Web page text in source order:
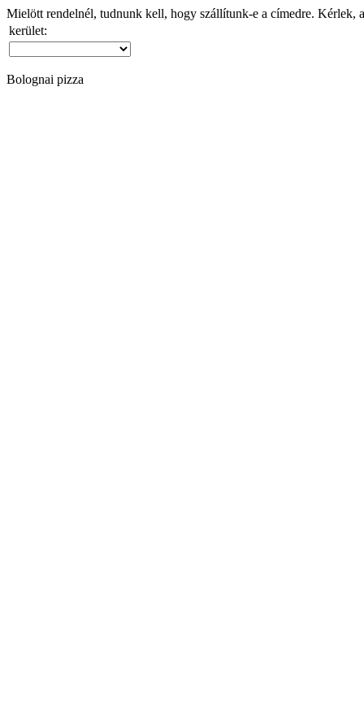
Mielött rendelnél, tudnunk kell, hogy szállítunk-e a címedre. Kérlek,
kerület:
Bolognai pizza